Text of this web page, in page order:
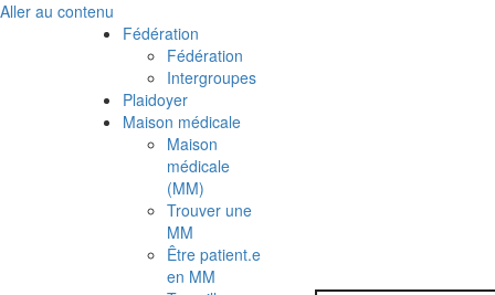
Aller au contenu
Fédération
Fédération
Intergroupes
Plaidoyer
Maison médicale
Maison
médicale
(MM)
Trouver une
MM
Être patient.e
en MM